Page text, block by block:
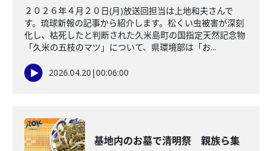
２０２６年４月２０日(月)放送回担当は上地和夫さんで
す。琉球新報の記事から紹介します。松くい虫被害が深刻
化し、枯死したと判断された久米島町の国指定天然記念物
「久米の五枝のマツ」について、県環境部は「お...
2026.04.20 |00:06:00
基地内のお墓で清明祭 親族ら集